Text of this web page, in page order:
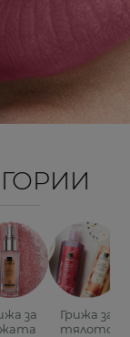
за
Грижа за
тялото